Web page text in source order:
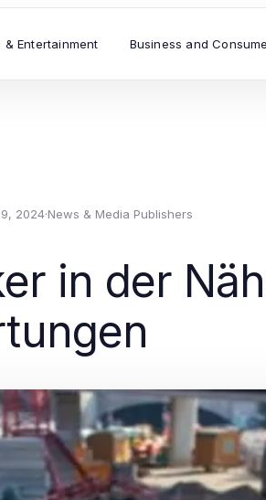
& Entertainment Business and
2024·News & Media Publishers
in der